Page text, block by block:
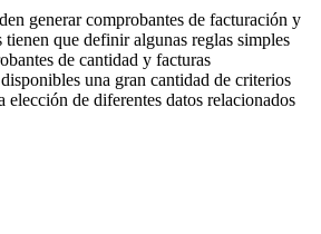
generar comprobantes de facturación y
tienen que definir algunas reglas simples
de cantidad y facturas
una gran cantidad de criterios
elección de diferentes datos relacionados